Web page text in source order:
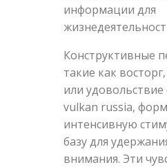
информации для
Конструктивные
такие как
или удовольствие
vulkan russia,
интенсивную
базу для
внимания. Эти